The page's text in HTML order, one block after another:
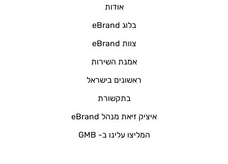
אודות
בלוג eBrand
צוות eBrand
אמנת השירות
ראשונים בישראל
בתקשורת
איציק זיאת מנהל eBrand
המליצו עלינו ב- GMB